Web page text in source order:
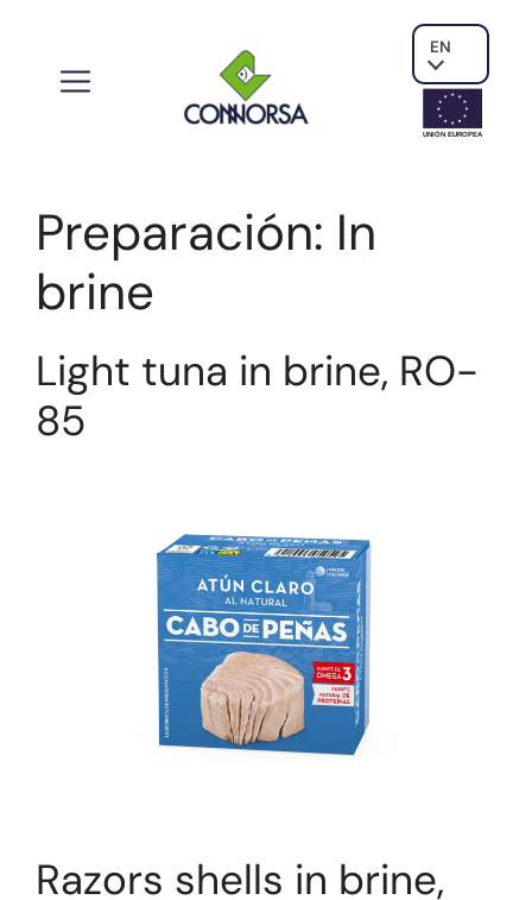
EN
UNIÓN EUROPEA
Preparación: In
brine
Light tuna in brine, RO-
85
Razors shells in brine,